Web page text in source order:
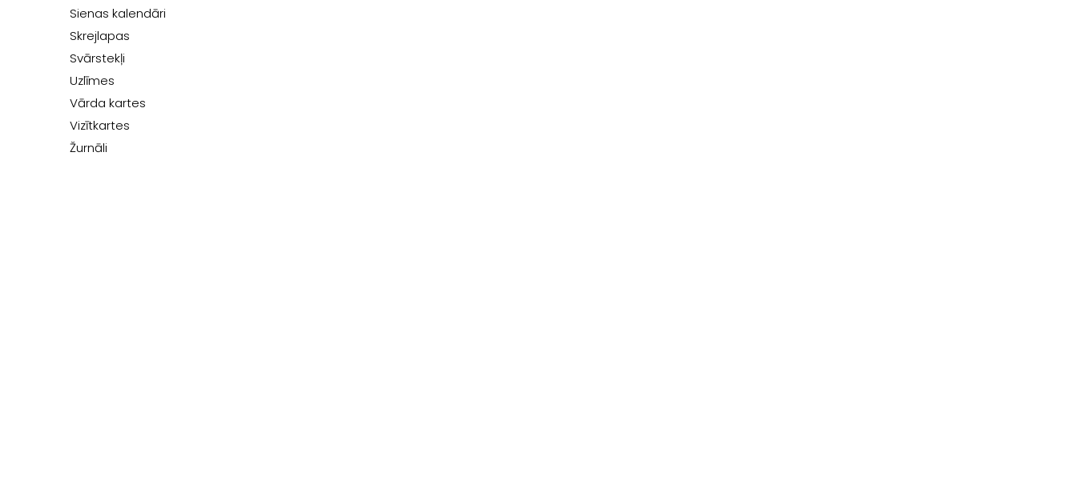
Sienas kalendāri
Skrejlapas
Svārstekļi
Uzlīmes
Vārda kartes
Vizītkartes
Žurnāli